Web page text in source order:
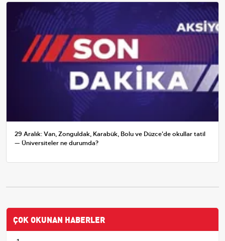
29 Aralık: Van, Zonguldak, Karabük, Bolu ve Düzce'de okullar tatil
— Üniversiteler ne durumda?
ÇOK OKUNAN HABERLER